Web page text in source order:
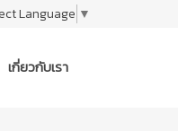
Language ▼
เกี่ยวกับเรา